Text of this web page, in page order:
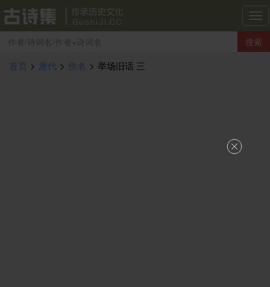
古
诗
集
搜索
首页 > 唐代 > 佚名 > 举场旧话 三